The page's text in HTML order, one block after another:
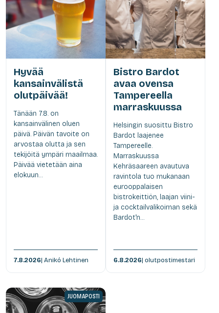
Hyvää
kansainvälistä
olutpäivää!
Tänään 7.8. on
kansainvälinen oluen
päivä. Päivän tavoite on
arvostaa olutta ja sen
tekijöitä ympäri maailmaa.
Päivää vietetään aina
elokuun...
7.8.2026| Anikó Lehtinen
Bistro Bardot
avaa ovensa
Tampereella
marraskuussa
Helsingin suosittu Bistro
Bardot laajenee
Tampereelle.
Marraskuussa
Kehräsaareen avautuva
ravintola tuo mukanaan
eurooppalaisen
bistrokeittiön, laajan viini-
ja cocktailvalikoiman sekä
Bardot'n...
6.8.2026| olutpostimestari
JUOMAPOSTI